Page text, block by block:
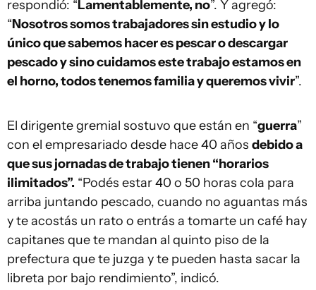
respondió: “Lamentablemente, no”. Y agregó:
“Nosotros somos trabajadores sin estudio y lo
único que sabemos hacer es pescar o descargar
pescado y sino cuidamos este trabajo estamos en
el horno, todos tenemos familia y queremos vivir”.
El dirigente gremial sostuvo que están en “guerra”
con el empresariado desde hace 40 años debido a
que sus jornadas de trabajo tienen “horarios
ilimitados”. “Podés estar 40 o 50 horas cola para
arriba juntando pescado, cuando no aguantas más
y te acostás un rato o entrás a tomarte un café hay
capitanes que te mandan al quinto piso de la
prefectura que te juzga y te pueden hasta sacar la
libreta por bajo rendimiento”, indicó.